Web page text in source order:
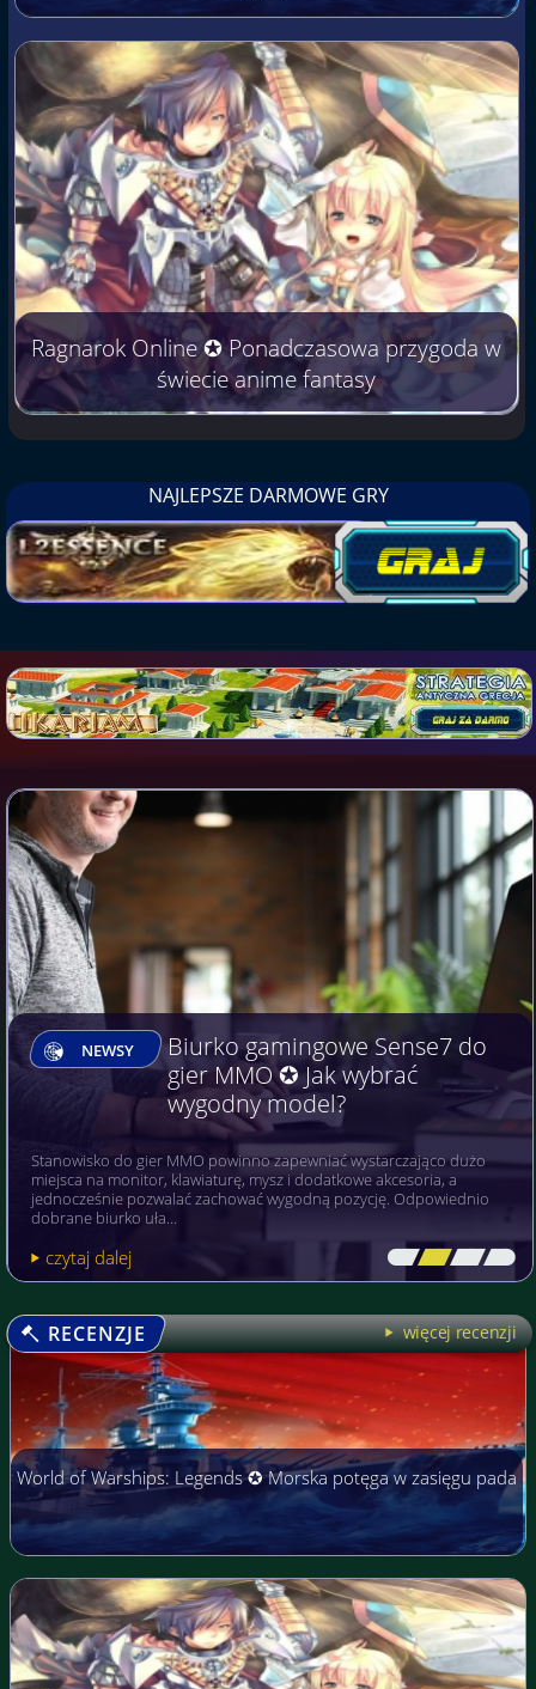
Ragnarok Online ✪ Ponadczasowa przygoda w
świecie anime fantasy
NAJLEPSZE DARMOWE GRY
NEWSY
Biurko gamingowe Sense7 do
gier MMO ✪ Jak wybrać
wygodny model?
Stanowisko do gier MMO powinno zapewniać wystarczająco dużo
miejsca na monitor, klawiaturę, mysz i dodatkowe akcesoria, a
jednocześnie pozwalać zachować wygodną pozycję. Odpowiednio
dobrane biurko uła…
czytaj dalej [\ \\ \\ \]
RECENZJE więcej recenzji
World of Warships: Legends ✪ Morska potęga w zasięgu pada